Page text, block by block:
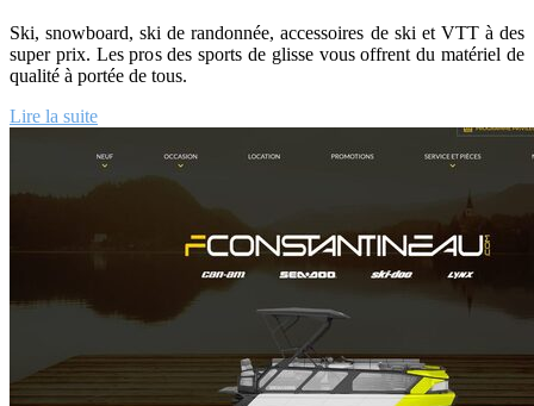
Ski, snowboard, ski de randonnée, accessoires de ski et VTT à des
super prix. Les pros des sports de glisse vous offrent du matériel de
qualité à portée de tous.
Lire la suite